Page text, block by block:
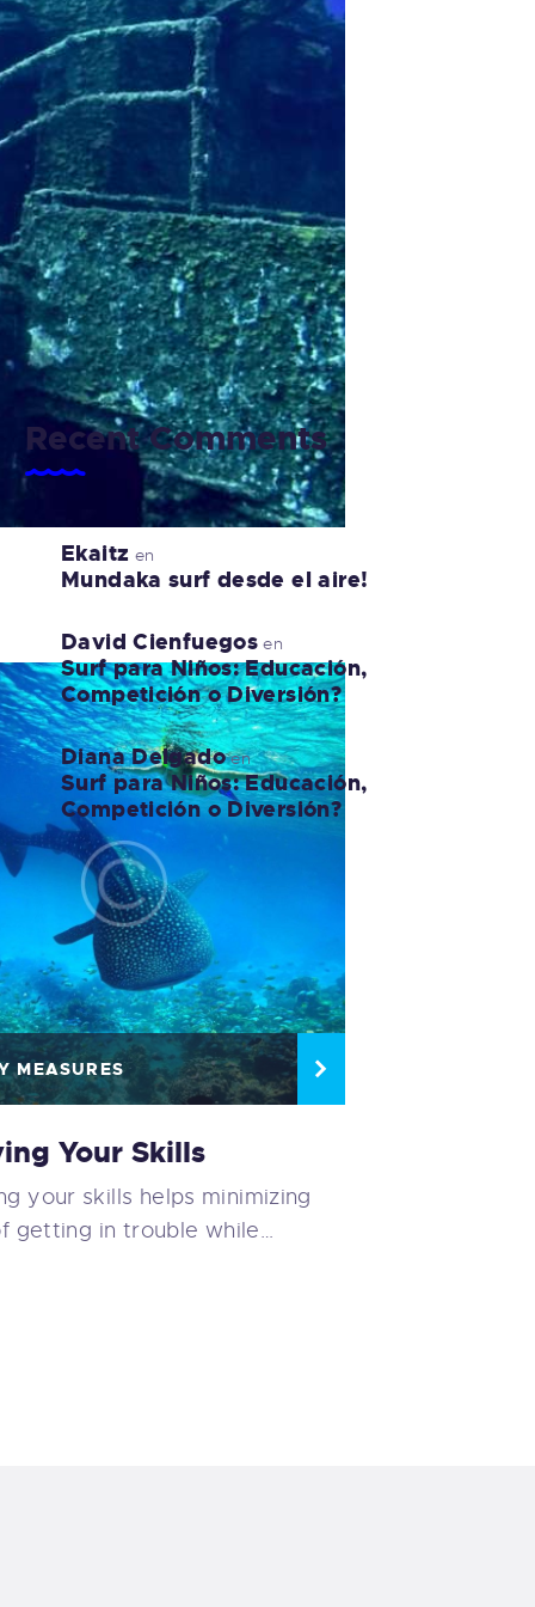
MEASURES
Your Skills
your skills helps minimizing
getting in trouble while…
SURFCAMPS PARA NIÑOS
SURFCAMPS SALINAS
SURF COMPETICION
SURF EN EL 2023
SURF NEWS
SURF VIAJES
SURF Y EJERCICIOS TECNICA
VIAJES SURF
Recent Comments
Ekaitz en
Mundaka surf desde el aire!
David Cienfuegos en
Surf para Niños: Educación,
Competición o Diversión?
Diana Delgadoen
Surf para Niños: Educación,
Competición o Diversión?